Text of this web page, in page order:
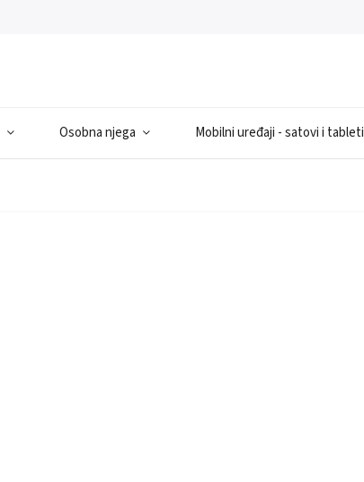
Osobna njega Mobilni uređaji - satovi i tableti